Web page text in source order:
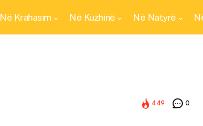
Në Krahasim Në Kuzhinë Në Natyrë
449 0